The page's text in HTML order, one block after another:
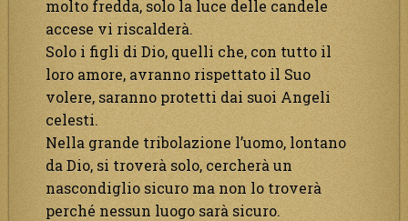
molto fredda, solo la luce delle candele
accese vi riscalderà.
Solo i figli di Dio, quelli che, con tutto il
loro amore, avranno rispettato il Suo
volere, saranno protetti dai suoi Angeli
celesti.
Nella grande tribolazione l’uomo, lontano
da Dio, si troverà solo, cercherà un
nascondiglio sicuro ma non lo troverà
perché nessun luogo sarà sicuro.